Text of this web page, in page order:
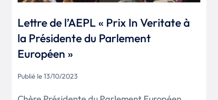
Lettre de l’AEPL « Prix In Veritate à
la Présidente du Parlement
Européen »
Publié le 13/10/2023